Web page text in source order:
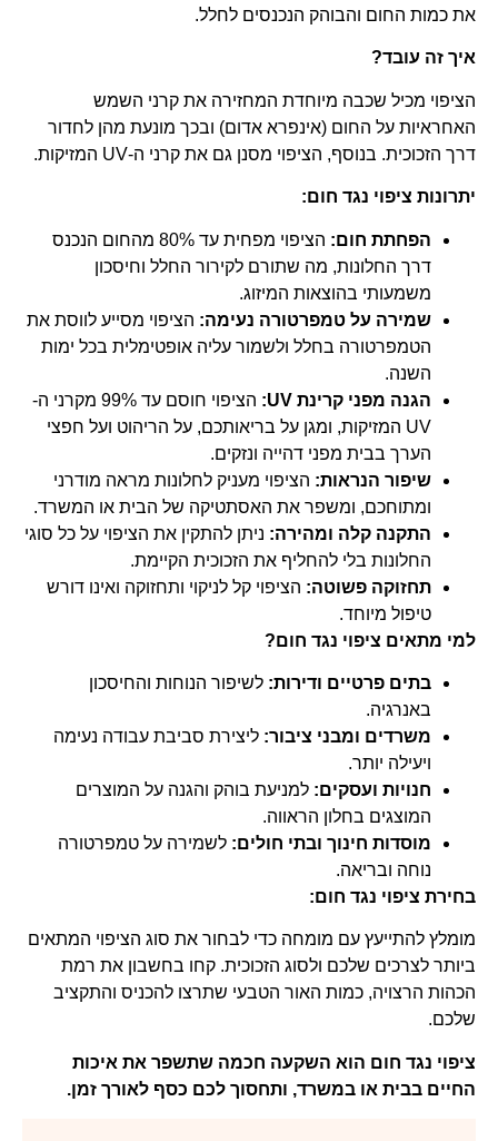
את כמות החום והבוהק הנכנסים לחלל.
איך זה עובד?
הציפוי מכיל שכבה מיוחדת המחזירה את קרני השמש
האחראיות על החום (אינפרא אדום) ובכך מונעת מהן לחדור
דרך הזכוכית. בנוסף, הציפוי מסנן גם את קרני ה-UV המזיקות.
יתרונות ציפוי נגד חום:
הפחתת חום:
הציפוי מפחית עד 80% מהחום הנכנס
דרך החלונות, מה שתורם לקירור החלל וחיסכון
משמעותי בהוצאות המיזוג.
שמירה על טמפרטורה נעימה: הציפוי מסייע לווסת את
הטמפרטורה בחלל ולשמור עליה אופטימלית בכל ימות
השנה.
הגנה מפני קרינת UV:
הציפוי חוסם עד 99% מקרני ה-
UV המזיקות, ומגן על בריאותכם, על הריהוט ועל חפצי
הערך בבית מפני דהייה ונזקים.
שיפור הנראות: הציפוי מעניק לחלונות מראה מודרני
ומתוחכם, ומשפר את האסתטיקה של הבית או המשרד.
התקנה קלה ומהירה: ניתן להתקין את הציפוי על כל סוגי
החלונות בלי להחליף את הזכוכית הקיימת.
תחזוקה פשוטה: הציפוי קל לניקוי ותחזוקה ואינו דורש
טיפול מיוחד.
למי מתאים ציפוי נגד חום?
בתים פרטיים ודירות: לשיפור הנוחות והחיסכון
באנרגיה.
משרדים ומבני ציבור: ליצירת סביבת עבודה נעימה
ויעילה יותר.
חנויות ועסקים: למניעת בוהק והגנה על המוצרים
המוצגים בחלון הראווה.
מוסדות חינוך ובתי חולים: לשמירה על טמפרטורה
נוחה ובריאה.
בחירת ציפוי נגד חום:
מומלץ להתייעץ עם מומחה כדי לבחור את סוג הציפוי המתאים
ביותר לצרכים שלכם ולסוג הזכוכית. קחו בחשבון את רמת
הכהות הרצויה, כמות האור הטבעי שתרצו להכניס והתקציב
שלכם.
ציפוי נגד חום הוא השקעה חכמה שתשפר את איכות
החיים בבית או במשרד, ותחסוך לכם כסף לאורך זמן.